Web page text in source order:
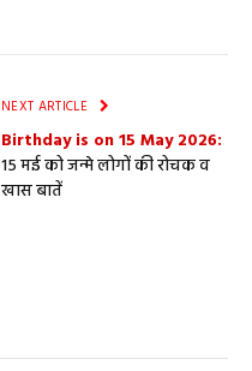
NEXT ARTICLE
Birthday is on 15 May 2026:
15 मई को जन्मे लोगों की रोचक व
खास बातें